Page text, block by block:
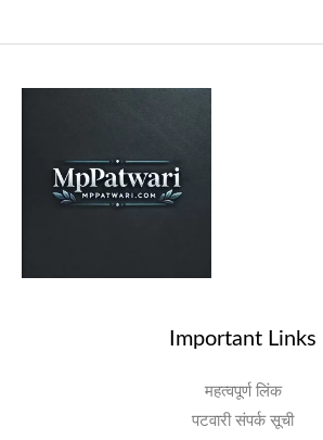
Important Links
महत्वपूर्ण लिंक
पटवारी संपर्क सूची